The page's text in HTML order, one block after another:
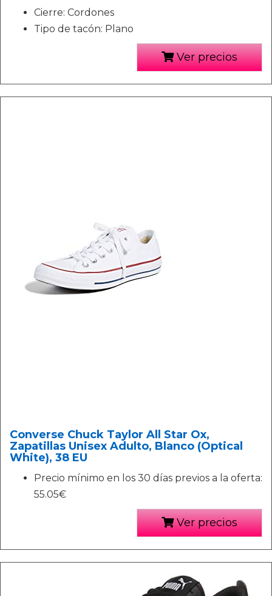
Cierre: Cordones
Tipo de tacón: Plano
Ver precios
Converse Chuck Taylor All Star Ox,
Zapatillas Unisex Adulto, Blanco (Optical
White), 38 EU
Precio mínimo en los 30 días previos a la oferta:
55.05€
Ver precios